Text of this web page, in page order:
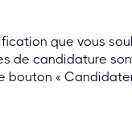
que vous
de candidature
«